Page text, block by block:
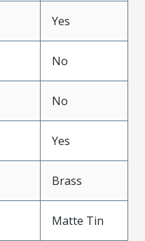
Yes
No
No
Yes
Brass
Matte Tin